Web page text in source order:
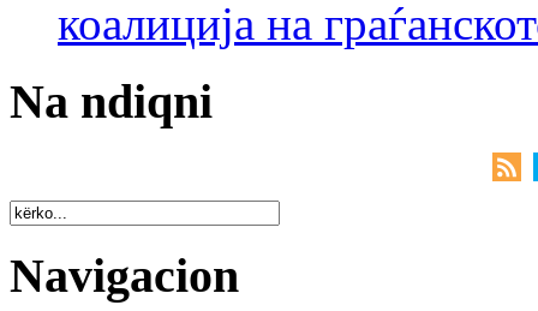
коалиција на
Na ndiqni
Navigacion